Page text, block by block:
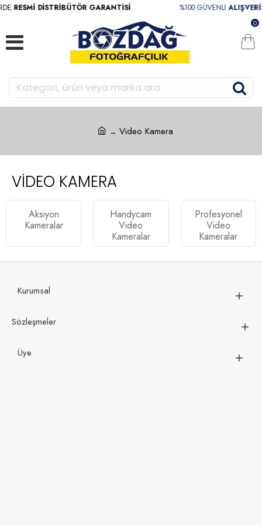
RESMİ DİSTRİBÜTÖR GARANTİSİ %100 GÜVENLİ
0
Video Kamera
VIDEO KAMERA
Aksiyon
Kameralar
Handycam
Video
Kameralar
Profesyonel
Video
Kameralar
Kurumsal
Sözleşmeler
Üye